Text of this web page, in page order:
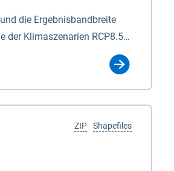
die Ergebnisbandbreite
der Klimaszenarien RCP8.5
Winterhalbjahr
mit Klassenname und
Shapefiles
ZIP